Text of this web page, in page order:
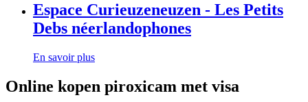
Espace Curieuzeneuzen - Les Petits
Debs néerlandophones
En savoir plus
Online kopen piroxicam met visa